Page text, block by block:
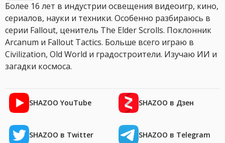
Более 16 лет в индустрии освещения видеоигр, кино,
сериалов, науки и техники. Особенно разбираюсь в
серии Fallout, ценитель The Elder Scrolls. Поклонник
Arcanum и Fallout Tactics. Больше всего играю в
Civilization, Old World и градостроители. Изучаю ИИ и
загадки космоса.
SHAZOO YouTube SHAZOO в Дзен
SHAZOO в Twitter SHAZOO в Telegram